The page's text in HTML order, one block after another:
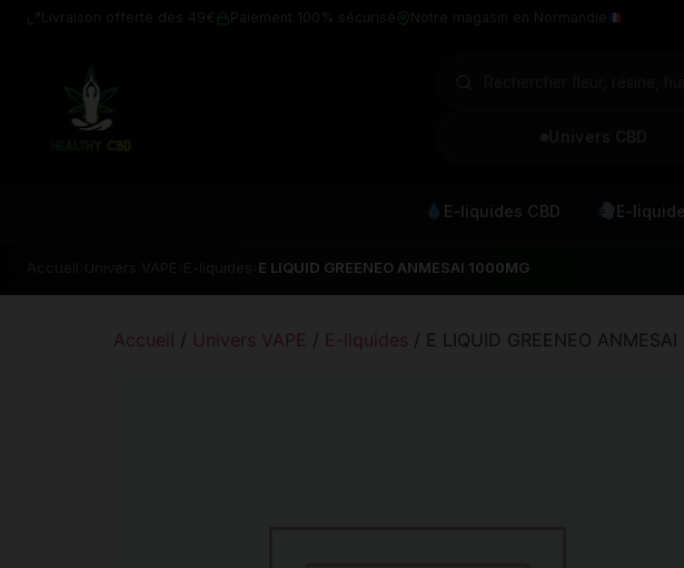
E-liquides CBD E-
E LIQUID GREENEO ANMESAI 1000MG
Accueil / Univers VAPE / E-liquides / E LIQUID GREENEO